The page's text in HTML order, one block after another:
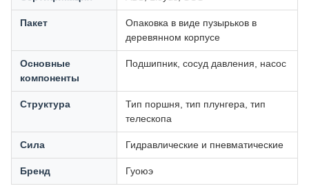
Пакет
Опаковка в виде пузырьков в
деревянном корпусе
Основные
компоненты
Подшипник, сосуд давления, насос
Структура
Тип поршня, тип плунгера, тип
телескопа
Сила Гидравлические и пневматические
Бренд Гуоюэ